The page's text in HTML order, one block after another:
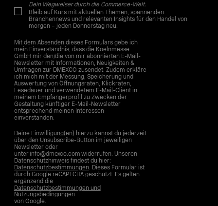
Dein Wegweiser durch die Commerce-Welt.
Bleib auf Kurs mit aktuellen Themen, spannenden
Branchennews und relevanten Insights für den Handel von
morgen – jeden Donnerstag neu.
Mit dem Absenden dieses Formulars gebe ich
mein Einverständnis, dass die Koelnmesse
GmbH mir den/die von mir abonnierten E-Mail-
Newsletter mit Informationen, Neuigkeiten &
Umfragen zur DMEXCO zusendet. Zudem erkläre
ich mich mit der Messung, Speicherung und
Auswertung von Öffnungsraten, Klickraten,
Lesedauer und verwendetem E-Mail-Client in
meinem Empfängerprofil zu Zwecken der
Gestaltung künftiger E-Mail-Newsletter
entsprechend meinen Interessen
einverstanden.
Deine Einwilligung(en) hierzu kannst du jederzeit
über den Unsubscribe-Button im jeweiligen
Newsletter oder
unter info@dmexco.com widerrufen. Unseren
Datenschutzhinweis findest du hier:
Datenschutzbestimmungen. Dieses Formular ist
durch Google reCAPTCHA geschützt. Es gelten
ergänzend die
Datenschutzbestimmungen und
Nutzungsbedingungen
von Google.